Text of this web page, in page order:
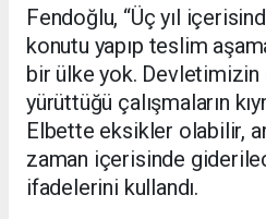
Fendoğlu, “Üç yıl
konutu yapıp teslim
bir ülke yok.
yürüttüğü çalışmaların
Elbette eksikler olabilir,
zaman içerisinde
ifadelerini kullandı.